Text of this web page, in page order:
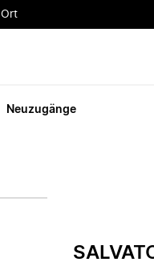
Neuzugänge